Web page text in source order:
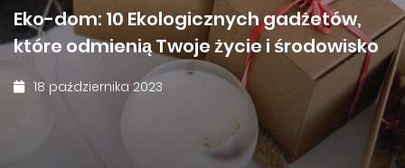
Eko-dom: 10 Ekologicznych gadżetów,
które odmienią Twoje życie i środowisko
18 października 2023